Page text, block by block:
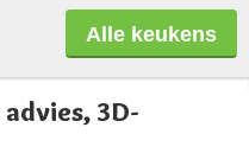
Alle keukens
3D-